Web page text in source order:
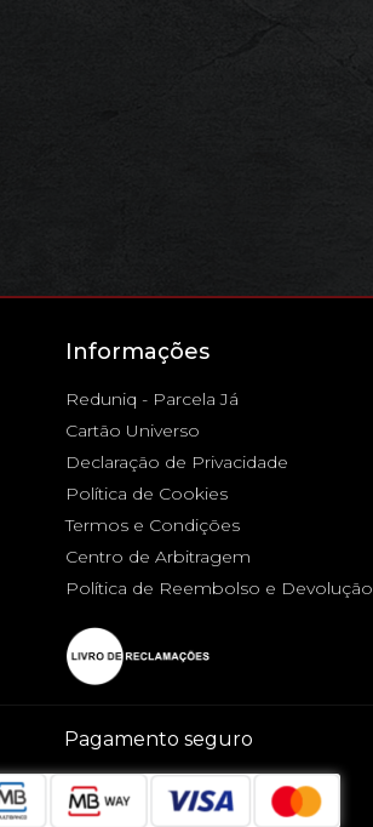
Informações
Reduniq - Parcela Já
Cartão Universo
Declaração de Privacidade
Política de Cookies
Termos e Condições
Centro de Arbitragem
Política de Reembolso e Devolução
Pagamento seguro